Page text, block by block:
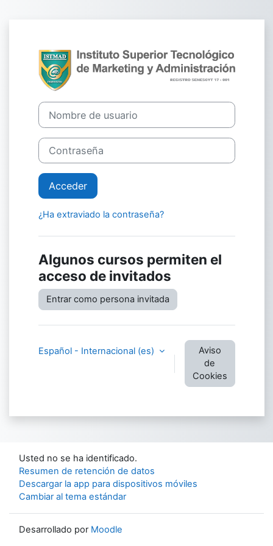
Entrar a
Nombre de usuario
Contraseña
Acceder
¿Ha extraviado la contraseña?
Algunos cursos permiten el
acceso de invitados
Entrar como persona invitada
Español - Internacional ‎(es)‎
Aviso
de
Cookies
Usted no se ha identificado.
Resumen de retención de datos
Descargar la app para dispositivos móviles
Cambiar al tema estándar
Desarrollado por Moodle